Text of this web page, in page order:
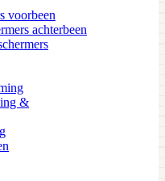
voorbeen
achterbeen
&